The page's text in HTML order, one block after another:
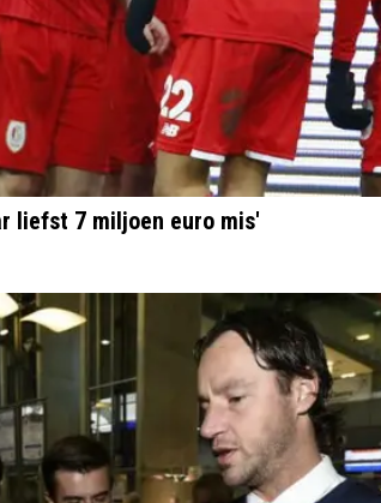
liefst 7 miljoen euro mis'